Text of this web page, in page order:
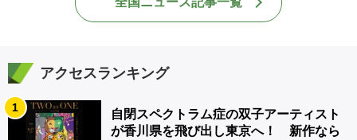
アクセスランキング
1
自閉スペクトラム症の双子アーティスト
が香川県を飛び出し東京へ！ 新作なら